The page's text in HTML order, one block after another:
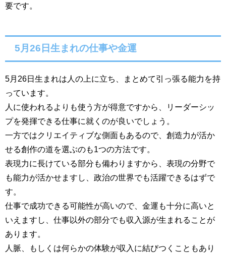
要です。
5月26日生まれの仕事や金運
5月26日生まれは人の上に立ち、まとめて引っ張る能力を持
っています。
人に使われるよりも使う方が得意ですから、リーダーシッ
プを発揮できる仕事に就くのが良いでしょう。
一方ではクリエイティブな側面もあるので、創造力が活か
せる創作の道を選ぶのも1つの方法です。
表現力に長けている部分も備わりますから、表現の分野で
も能力が活かせますし、政治の世界でも活躍できるはずで
す。
仕事で成功できる可能性が高いので、金運も十分に高いと
いえますし、仕事以外の部分でも収入源が生まれることが
あります。
人脈、もしくは何らかの体験が収入に結びつくこともあり